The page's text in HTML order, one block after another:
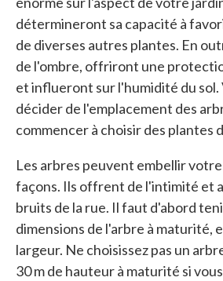
détermineront sa capacité à
de diverses autres plantes. En
de l'ombre, offriront une
et influeront sur l'humidité du sol.
décider de l'emplacement des
commencer à choisir des plantes
Les arbres peuvent embellir
façons. Ils offrent de l'intimité et
bruits de la rue. Il faut d'abord
dimensions de l'arbre à maturité,
largeur. Ne choisissez pas un
30 m de hauteur à maturité si